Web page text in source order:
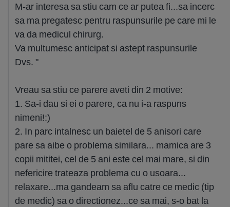
M-ar interesa sa stiu cam ce ar putea fi...sa incerc
sa ma pregatesc pentru raspunsurile pe care mi le
va da medicul chirurg.
Va multumesc anticipat si astept raspunsurile
Dvs. "
Vreau sa stiu ce parere aveti din 2 motive:
1. Sa-i dau si ei o parere, ca nu i-a raspuns
nimeni!:)
2. In parc intalnesc un baietel de 5 anisori care
pare sa aibe o problema similara... mamica are 3
copii mititei, cel de 5 ani este cel mai mare, si din
nefericire trateaza problema cu o usoara...
relaxare...ma gandeam sa aflu catre ce medic (tip
de medic) sa o directionez...ce sa mai, s-o bat la